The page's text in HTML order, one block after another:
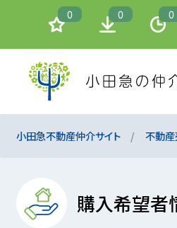
0 0 0
小田急不動産仲介サイト 不動産
購入希望者